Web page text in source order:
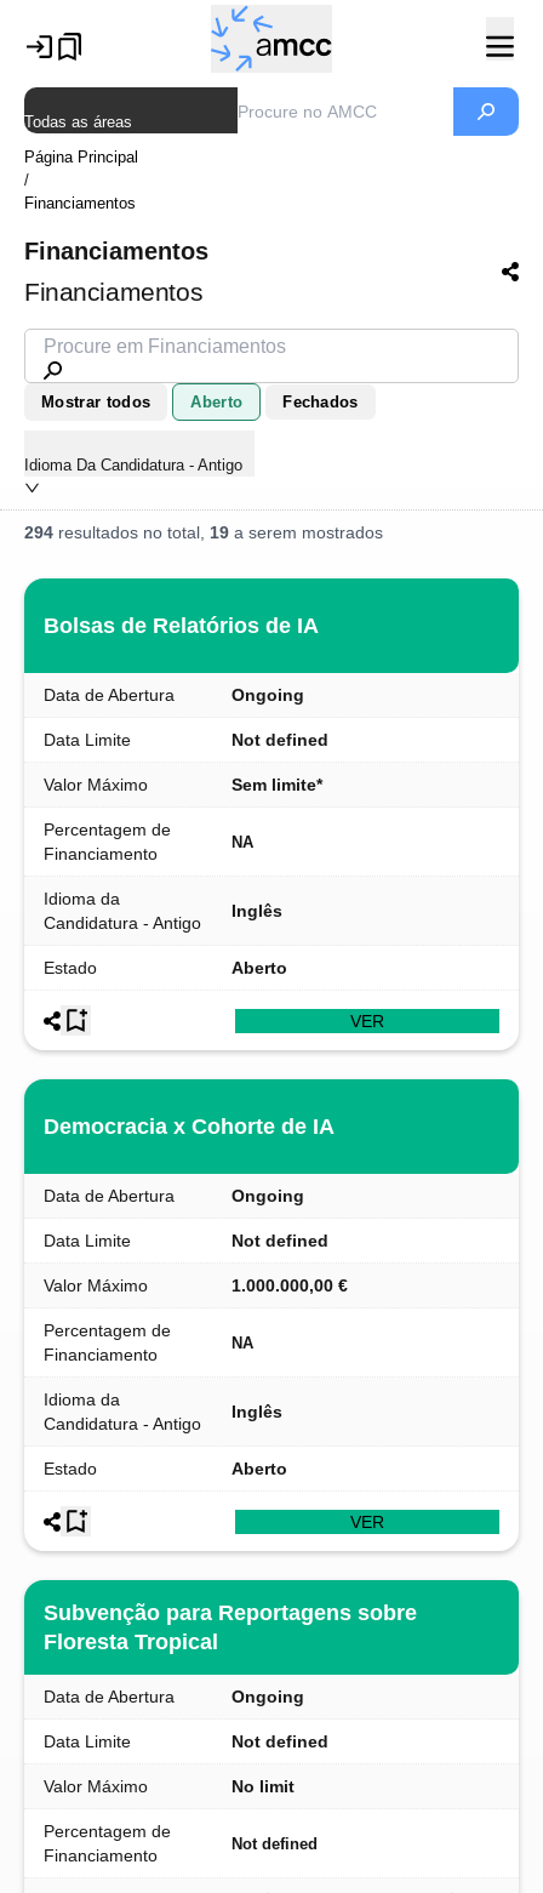
Todas as áreas
Página Principal
/
Financiamentos
Financiamentos
Financiamentos
Mostrar todos Aberto Fechados
Idioma Da Candidatura - Antigo
294 resultados no total, 19 a serem mostrados
Bolsas de Relatórios de IA
Data de Abertura Ongoing
Data Limite Not defined
Valor Máximo Sem limite*
Percentagem de
Financiamento
NA
Idioma da
Candidatura - Antigo
Inglês
Estado Aberto
VER
Democracia x Cohorte de IA
Data de Abertura Ongoing
Data Limite Not defined
Valor Máximo 1.000.000,00 €
Percentagem de
Financiamento
NA
Idioma da
Candidatura - Antigo
Inglês
Estado Aberto
VER
Subvenção para Reportagens sobre
Floresta Tropical
Data de Abertura Ongoing
Data Limite Not defined
Valor Máximo No limit
Percentagem de
Financiamento
Not defined